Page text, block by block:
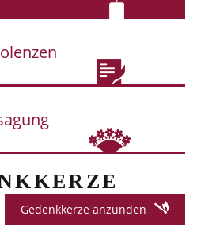
Gedenkkerze anzünden